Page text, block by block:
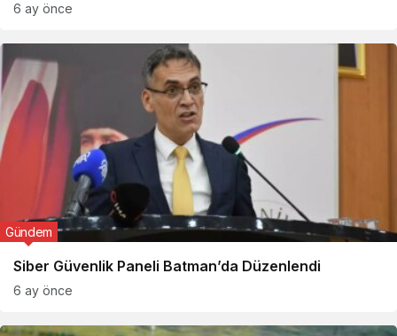
6 ay önce
Siber Güvenlik Paneli Batman’da Düzenlendi
Gündem
6 ay önce